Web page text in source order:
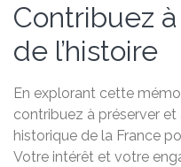
Contribuez
de l’histoire
En explorant cette
contribuez à préserver
historique de la France
Votre intérêt et votre